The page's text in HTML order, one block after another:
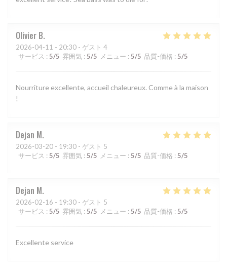
Olivier B
2026-04-11 - 20:30 - ゲスト 4
サービス : 5/5 雰囲気 : 5/5 メニュー : 5/5 品質-価格 : 5/5
Nourriture excellente, accueil chaleureux. Comme à la maison
!
Dejan M
2026-03-20 - 19:30 - ゲスト 5
サービス : 5/5 雰囲気 : 5/5 メニュー : 5/5 品質-価格 : 5/5
Dejan M
2026-02-16 - 19:30 - ゲスト 5
サービス : 5/5 雰囲気 : 5/5 メニュー : 5/5 品質-価格 : 5/5
Excellente service